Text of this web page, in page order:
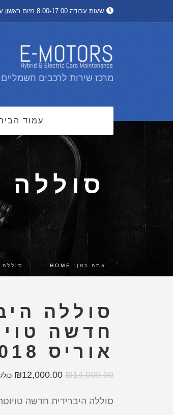
שעות עבודה 8:00-17:00 מיום ראשון עד חמישי, ששי עד 13:00
מרכז שירות לרכבים חשמליים
עמוד
סוללה
אתה כאן: HOME
-
- סוללה
סוללה
חדשה
אוריס 2013-2018
₪14,000.00
₪12,000.00
סוללה היברידית חדשה טויוטה אוריס